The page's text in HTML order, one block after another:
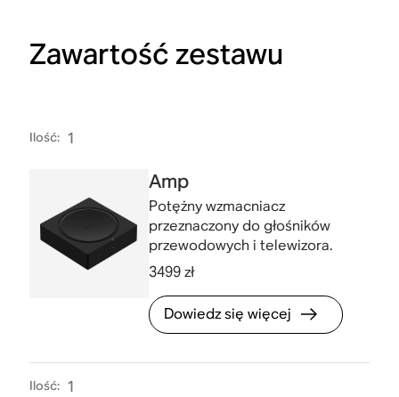
Zawartość zestawu
Ilość: 1
Amp
Potężny wzmacniacz
przeznaczony do głośników
przewodowych i telewizora.
3499 zł
Dowiedz się więcej
Ilość: 1